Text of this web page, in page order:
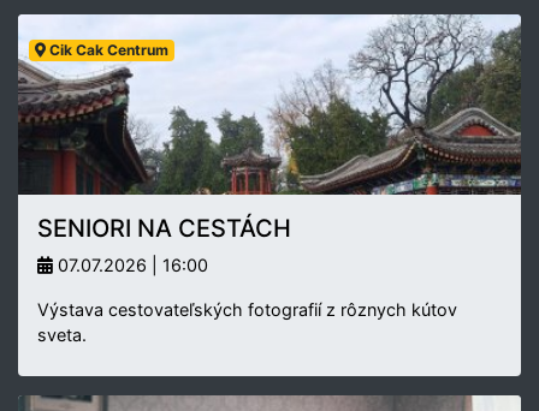
Cik Cak Centrum
SENIORI NA CESTÁCH
07.07.2026 | 16:00
Výstava cestovateľských fotografií z rôznych kútov
sveta.